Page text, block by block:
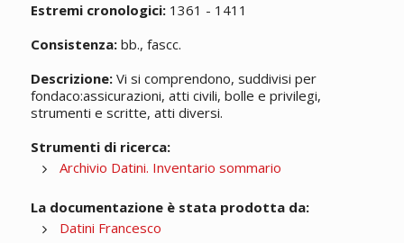
Estremi cronologici:1361 - 1411
Consistenza:bb., fascc.
Descrizione:Vi si comprendono, suddivisi per
fondaco:assicurazioni, atti civili, bolle e privilegi,
strumenti e scritte, atti diversi.
Strumenti di ricerca:
Archivio Datini. Inventario sommario
La documentazione è stata prodotta da:
Datini Francesco